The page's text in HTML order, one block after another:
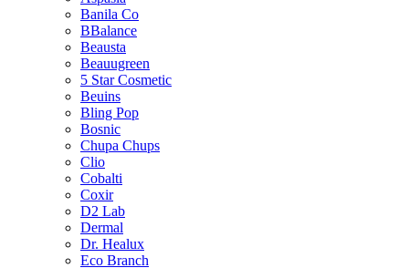
Banila Co
BBalance
Beausta
Beauugreen
5 Star Cosmetic
Beuins
Bling Pop
Bosnic
Chupa Chups
Clio
Cobalti
Coxir
D2 Lab
Dermal
Dr. Healux
Eco Branch